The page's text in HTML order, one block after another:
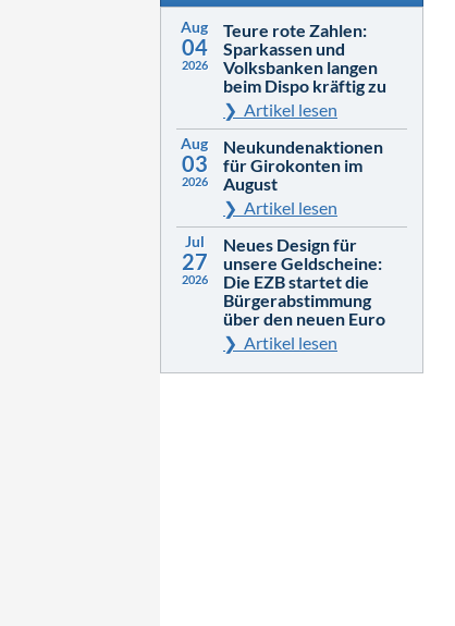
Teure rote Zahlen:
Sparkassen und
Volksbanken langen
beim Dispo kräftig zu
Artikel lesen
Aug
04
2026
Neukundenaktionen
für Girokonten im
August
Artikel lesen
Aug
03
2026
Neues Design für
unsere Geldscheine:
Die EZB startet die
Bürgerabstimmung
über den neuen Euro
Artikel lesen
Jul
27
2026